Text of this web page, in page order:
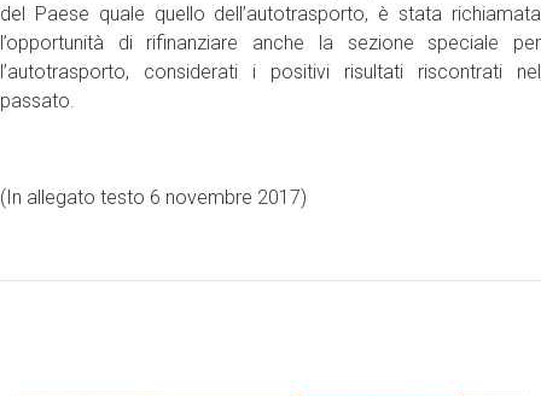
del Paese quale quello dell’autotrasporto, è stata richiamata
l’opportunità di rifinanziare anche la sezione speciale per
l’autotrasporto, considerati i positivi risultati riscontrati nel
passato.
(In allegato testo 6 novembre 2017)